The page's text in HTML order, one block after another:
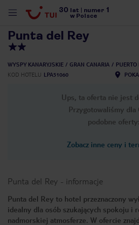
30 lat numer 1
w Polsce
Punta del Rey
WYSPY KANARYJSKIE GRAN CANARIA
PUERTO
KOD HOTELU LPA51060
Ups, ta oferta nie jest
Przygotowaliśmy dla
podobne oferty:
Zobacz inne ceny i
Punta del Rey - informacje
Punta del Rey to hotel przeznaczony
idealny dla osób szukających spokoju i
nadmorskiej atmosferze. W ofercie